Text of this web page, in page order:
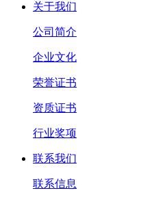
关于我们
公司简介
企业文化
荣誉证书
资质证书
行业奖项
联系我们
联系信息